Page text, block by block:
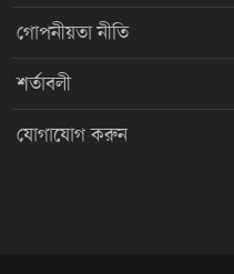
গোপনীয়তা নীতি
শর্তাবলী
যোগাযোগ করুন